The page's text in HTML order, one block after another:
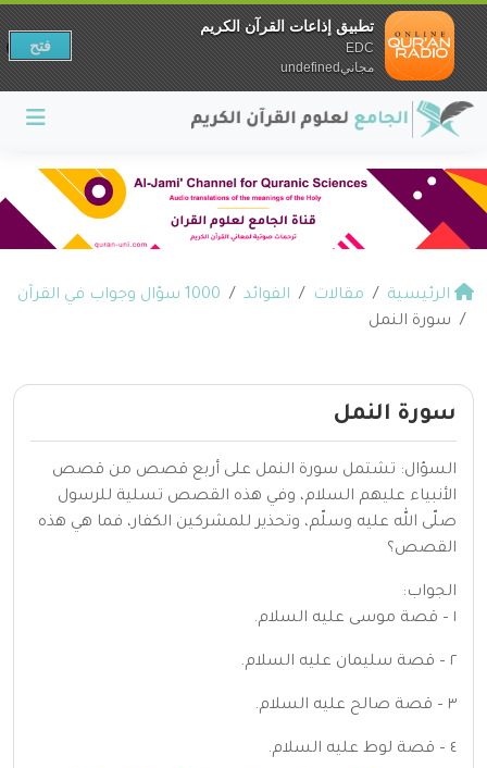
الرئيسية مقالات الفوائد
1000 سؤال وجواب في القرآن
سورة النمل
سورة النمل
السؤال: تشتمل سورة النمل على أربع قصص من قصص
الأنبياء عليهم السلام، وفي هذه القصص تسلية للرسول
صلّى الله عليه وسلّم، وتحذير للمشركين الكفار، فما هي هذه
القصص؟
الجواب:
١ – قصة موسى عليه السلام.
٢ – قصة سليمان عليه السلام.
٣ – قصة صالح عليه السلام.
٤ – قصة لوط عليه السلام.
تطبيق إذاعات القرآن الكريم
EDC
مجانيundefined
فتح